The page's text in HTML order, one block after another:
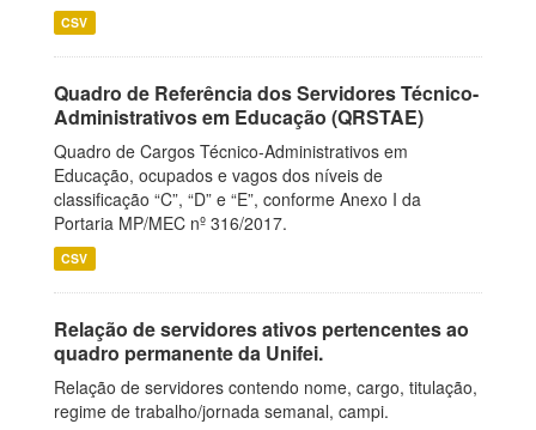
CSV
Quadro de Referência dos Servidores Técnico-
Administrativos em Educação (QRSTAE)
Quadro de Cargos Técnico-Administrativos em
Educação, ocupados e vagos dos níveis de
classificação “C”, “D” e “E”, conforme Anexo I da
Portaria MP/MEC nº 316/2017.
CSV
Relação de servidores ativos pertencentes ao
quadro permanente da Unifei.
Relação de servidores contendo nome, cargo, titulação,
regime de trabalho/jornada semanal, campi.